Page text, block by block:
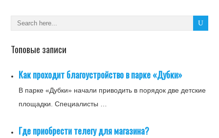
Топовые записи
Как проходит благоустройство в парке «Дубки»
В парке «Дубки» начали приводить в порядок две детские
площадки. Специалисты …
Где приобрести телегу для магазина?